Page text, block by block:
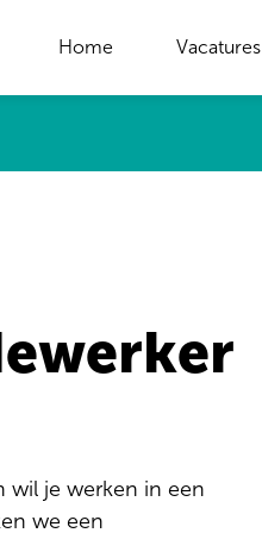
Home Vacatures
wil je werken in een
we een